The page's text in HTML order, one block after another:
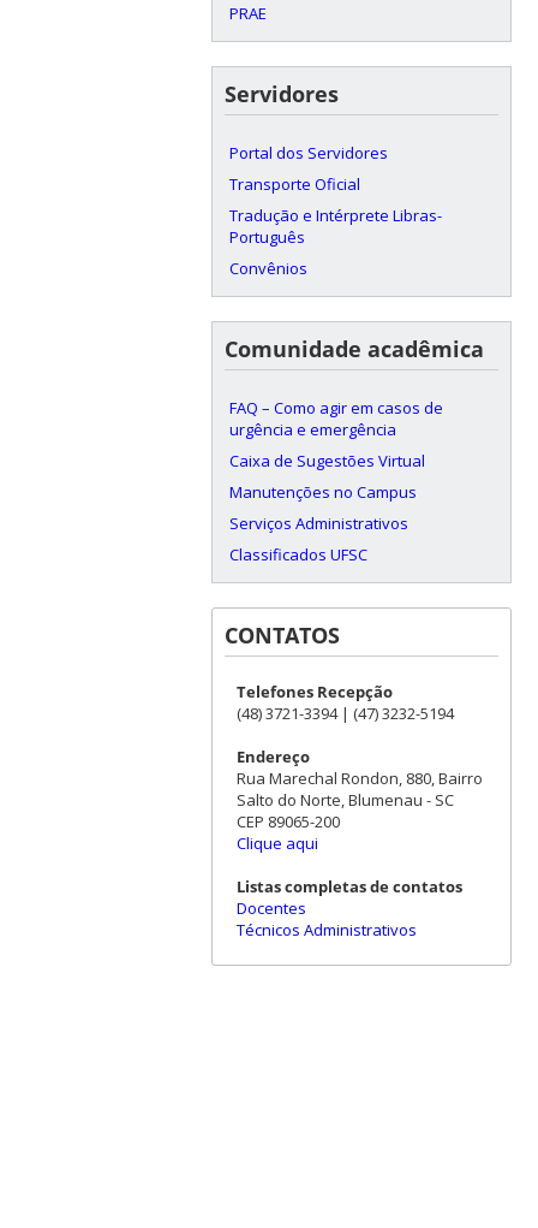
PRAE
Servidores
Portal dos Servidores
Transporte Oficial
Tradução e Intérprete Libras-
Português
Convênios
Comunidade acadêmica
FAQ – Como agir em casos de
urgência e emergência
Caixa de Sugestões Virtual
Manutenções no Campus
Serviços Administrativos
Classificados UFSC
CONTATOS
Telefones Recepção
(48) 3721-3394 | (47) 3232-5194
Endereço
Rua Marechal Rondon, 880, Bairro
Salto do Norte, Blumenau - SC
CEP 89065-200
Clique aqui
Listas completas de contatos
Docentes
Técnicos Administrativos